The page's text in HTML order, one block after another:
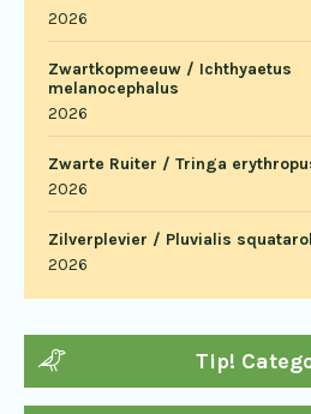
2026
Zwartkopmeeuw / Ichthyaetus
melanocephalus
2026
Zwarte Ruiter / Tringa
2026
Zilverplevier / Pluvialis
2026
Tip!